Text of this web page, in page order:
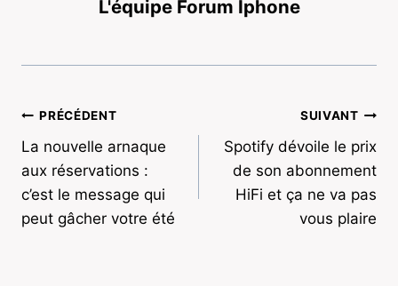
L'équipe Forum Iphone
Navigation
de
l’article
PRÉCÉDENT
La nouvelle arnaque
aux réservations :
c’est le message qui
peut gâcher votre été
SUIVANT
Spotify dévoile le prix
de son abonnement
HiFi et ça ne va pas
vous plaire